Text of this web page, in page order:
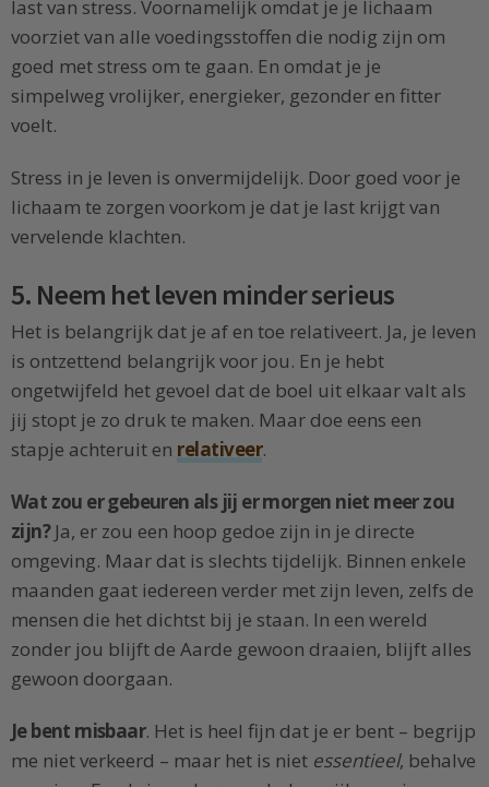
last van stress. Voornamelijk omdat je je lichaam
voorziet van alle voedingsstoffen die nodig zijn om
goed met stress om te gaan. En omdat je je
simpelweg vrolijker, energieker, gezonder en fitter
voelt.
Stress in je leven is onvermijdelijk. Door goed voor je
lichaam te zorgen voorkom je dat je last krijgt van
vervelende klachten.
5. Neem het leven minder serieus
Het is belangrijk dat je af en toe relativeert. Ja, je leven
is ontzettend belangrijk voor jou. En je hebt
ongetwijfeld het gevoel dat de boel uit elkaar valt als
jij stopt je zo druk te maken. Maar doe eens een
stapje achteruit en relativeer.
Wat zou er gebeuren als jij er morgen niet meer zou
zijn?Ja, er zou een hoop gedoe zijn in je directe
omgeving. Maar dat is slechts tijdelijk. Binnen enkele
maanden gaat iedereen verder met zijn leven, zelfs de
mensen die het dichtst bij je staan. In een wereld
zonder jou blijft de Aarde gewoon draaien, blijft alles
gewoon doorgaan.
Je bent misbaar. Het is heel fijn dat je er bent – begrijp
me niet verkeerd – maar het is niet essentieel, behalve